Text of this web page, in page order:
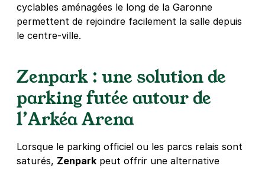
cyclables aménagées le long de la Garonne
permettent de rejoindre facilement la salle depuis
le centre-ville.
Zenpark : une solution de
parking futée autour de
l’Arkéa Arena
Lorsque le parking officiel ou les parcs relais sont
saturés, Zenpark peut offrir une alternative